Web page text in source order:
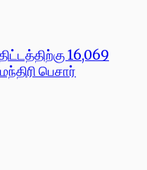
16,069
பெசார்